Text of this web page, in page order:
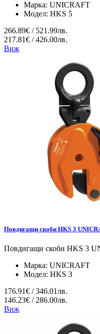
Марка: UNICRAFT
Модел: HKS 5
266.89€ / 521.99лв.
217.81€ / 426.00лв.
Виж
Повдигащи скоби HKS 3
Повдигащи скоби HKS 3
Марка: UNICRAFT
Модел: HKS 3
176.91€ / 346.01лв.
146.23€ / 286.00лв.
Виж